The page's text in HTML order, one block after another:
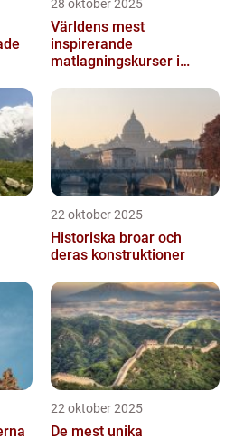
28 oktober 2025
Världens mest
inspirerande
matlagningskurser i
22 oktober 2025
Historiska broar och
deras konstruktioner
22 oktober 2025
De mest unika